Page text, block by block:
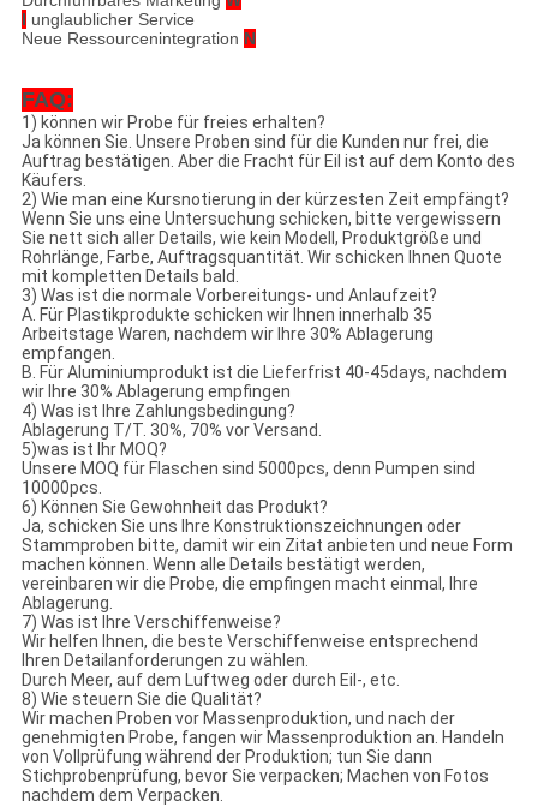
I unglaublicher Service
Neue Ressourcenintegration N
FAQ:
1) können wir Probe für freies erhalten?
Ja können Sie. Unsere Proben sind für die Kunden nur frei, die
Auftrag bestätigen. Aber die Fracht für Eil ist auf dem Konto des
Käufers.
2) Wie man eine Kursnotierung in der kürzesten Zeit empfängt?
Wenn Sie uns eine Untersuchung schicken, bitte vergewissern
Sie nett sich aller Details, wie kein Modell, Produktgröße und
Rohrlänge, Farbe, Auftragsquantität. Wir schicken Ihnen Quote
mit kompletten Details bald.
3) Was ist die normale Vorbereitungs- und Anlaufzeit?
A. Für Plastikprodukte schicken wir Ihnen innerhalb 35
Arbeitstage Waren, nachdem wir Ihre 30% Ablagerung
empfangen.
B. Für Aluminiumprodukt ist die Lieferfrist 40-45days, nachdem
wir Ihre 30% Ablagerung empfingen
4) Was ist Ihre Zahlungsbedingung?
Ablagerung T/T. 30%, 70% vor Versand.
5)was ist Ihr MOQ?
Unsere MOQ für Flaschen sind 5000pcs, denn Pumpen sind
10000pcs.
6) Können Sie Gewohnheit das Produkt?
Ja, schicken Sie uns Ihre Konstruktionszeichnungen oder
Stammproben bitte, damit wir ein Zitat anbieten und neue Form
machen können. Wenn alle Details bestätigt werden,
vereinbaren wir die Probe, die empfingen macht einmal, Ihre
Ablagerung.
7) Was ist Ihre Verschiffenweise?
Wir helfen Ihnen, die beste Verschiffenweise entsprechend
Ihren Detailanforderungen zu wählen.
Durch Meer, auf dem Luftweg oder durch Eil-, etc.
8) Wie steuern Sie die Qualität?
Wir machen Proben vor Massenproduktion, und nach der
genehmigten Probe, fangen wir Massenproduktion an. Handeln
von Vollprüfung während der Produktion; tun Sie dann
Stichprobenprüfung, bevor Sie verpacken; Machen von Fotos
nachdem dem Verpacken.